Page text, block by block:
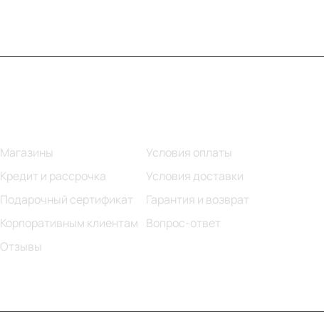
Магазины
Кредит и рассрочка
Подарочный сертификат
Корпоративным клиентам
Отзывы
Условия оплаты
Условия доставки
Гарантия и возврат
Вопрос-ответ